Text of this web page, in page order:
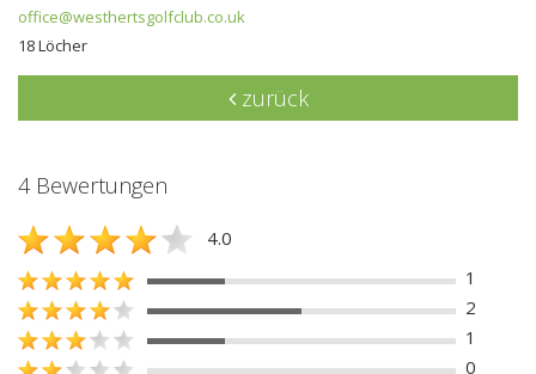
office@westhertsgolfclub.co.uk
18 Löcher
zurück
4 Bewertungen
4.0
1
2
1
0